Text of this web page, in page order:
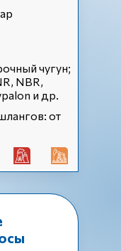
чугун;
NBR,
и др.
от